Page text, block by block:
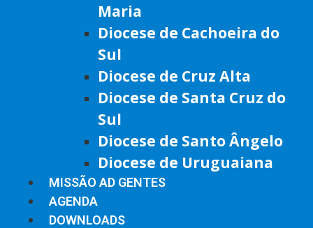
Maria
Diocese de Cachoeira do
Sul
Diocese de Cruz Alta
Diocese de Santa Cruz do
Sul
Diocese de Santo Ângelo
Diocese de Uruguaiana
MISSÃO AD GENTES
AGENDA
DOWNLOADS